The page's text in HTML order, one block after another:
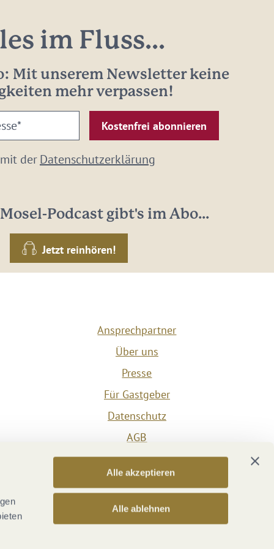
Alle akzeptieren
Alle ablehnen
im Fluss...
Mit unserem Newsletter keine
mehr verpassen!
derDatenschutzerklärung
Podcast gibt's im Abo...
Jetzt reinhören!
Ansprechpartner
Über uns
Presse
Für Gastgeber
Datenschutz
AGB
Impressum
Barrierefreiheit
Vertrag widerrufen
Versicherungsvertrag widerrufen